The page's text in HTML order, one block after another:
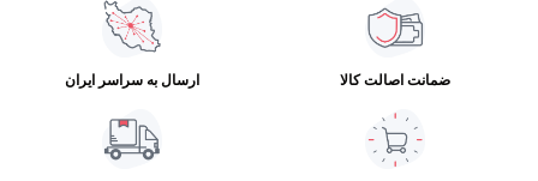
ضمانت اصالت کالا ارسال به سراسر ایران